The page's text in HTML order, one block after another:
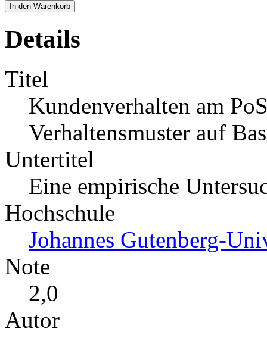
In den Warenkorb
Details
Titel
Kundenverhalten am
Verhaltensmuster auf
Untertitel
Eine empirische
Hochschule
Johannes Gutenberg-
Note
2,0
Autor